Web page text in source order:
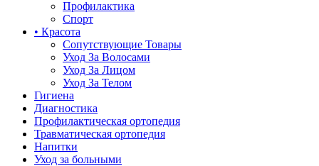
Профилактика
Спорт
• Красота
Сопутствующие Товары
Уход За Волосами
Уход За Лицом
Уход За Телом
Гигиена
Диагностика
Профилактическая ортопедия
Травматическая ортопедия
Напитки
Уход за больными